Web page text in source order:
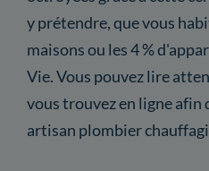
y prétendre, que vous
maisons ou les 4 %
Vie. Vous pouvez lire
vous trouvez en ligne afin
artisan plombier